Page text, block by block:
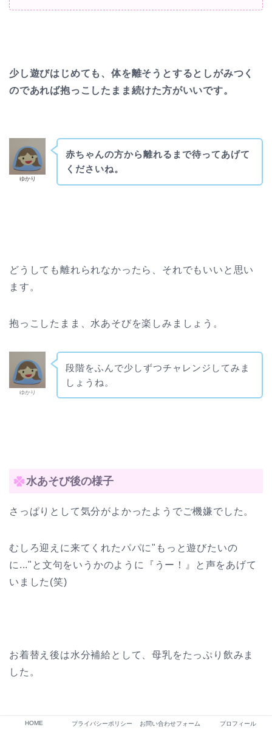
少し遊びはじめても、体を離そうとするとしがみつく
のであれば抱っこしたまま続けた方がいいです。
ゆかり
赤ちゃんの方から離れるまで待ってあげて
くださいね。
どうしても離れられなかったら、それでもいいと思い
ます。
抱っこしたまま、水あそびを楽しみましょう。
ゆかり
段階をふんで少しずつチャレンジしてみま
しょうね。
水あそび後の様子
さっぱりとして気分がよかったようでご機嫌でした。
むしろ迎えに来てくれたパパに"もっと遊びたいの
に..."と文句をいうかのように『うー！』と声をあげて
いました(笑)
お着替え後は水分補給として、母乳をたっぷり飲みま
した。
HOME プライバシーポリシー お問い合わせフォーム プロフィール